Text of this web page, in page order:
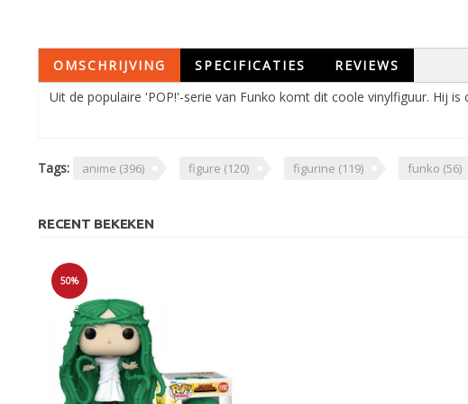
OMSCHRIJVING SPECIFICATIES
REVIEWS
Uit de populaire 'POP!'-serie van Funko komt dit coole vinylfiguur. Hij
Tags: anime (396) figure (120) figurine (119) funko (56)
RECENT BEKEKEN
50%
Sale